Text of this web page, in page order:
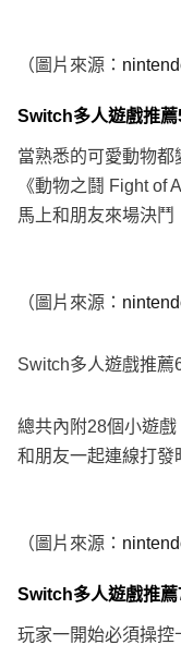
（圖片來源：
Switch多人遊戲推
當熟悉的可愛動物
《動物之鬪 Fight of
馬上和朋友來場決鬥
（圖片來源：
Switch多人遊戲推薦
總共內附28個小遊
和朋友一起連線打發
（圖片來源：
Switch多人遊戲推薦
玩家一開始必須操